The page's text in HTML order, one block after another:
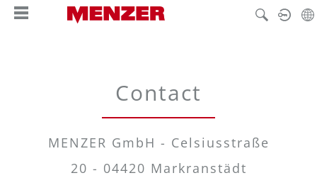
principal
Contact
MENZER GmbH - Celsiusstraße
20 - 04420 Markranstädt